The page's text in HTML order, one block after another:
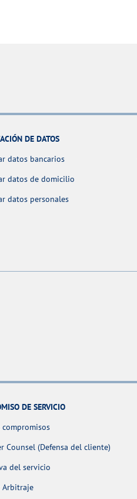
DE DATOS
datos bancarios
datos de domicilio
datos personales
DE SERVICIO
compromisos
Counsel (Defensa del cliente)
del servicio
Arbitraje